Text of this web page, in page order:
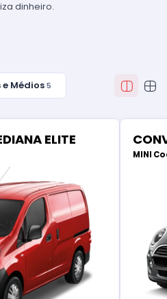
dinheiro.
e Médios 5
ELITE
MINI